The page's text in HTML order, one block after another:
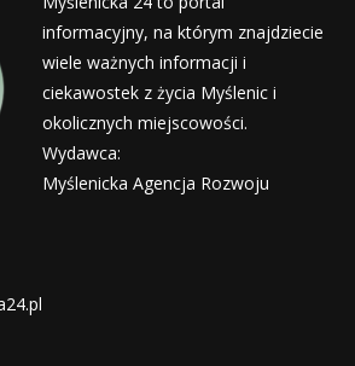
informacyjny, na którym znajdziecie
wiele ważnych informacji i
ciekawostek z życia Myślenic i
okolicznych miejscowości.
Wydawca:
Myślenicka Agencja Rozwoju